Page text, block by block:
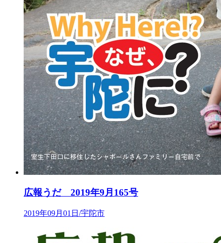
広報うだ 2019年9月165号
2019年09月01日/宇陀市